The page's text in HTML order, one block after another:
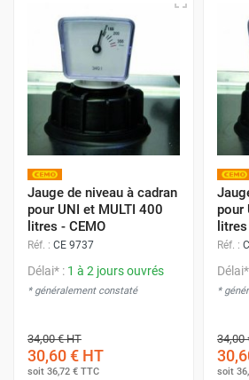
Jauge de niveau à cadran
pour UNI et MULTI 400
litres - CEMO
Réf. : CE 9737
Délai* : 1 à 2 jours ouvrés
* généralement constaté
34,00 €HT
30,60 € HT
soit 36,72 € TTC
pour
Réf. :
*
34,00
soit